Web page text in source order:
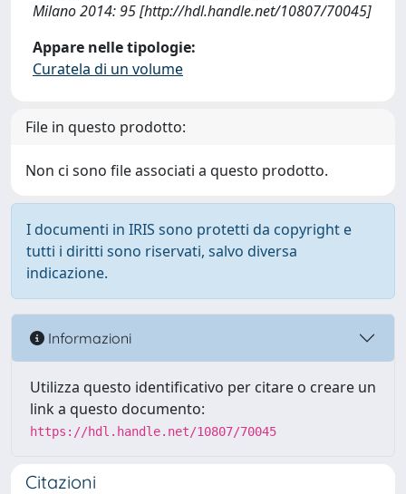
Milano 2014: 95 [http://hdl.handle.net/10807/70045]
Appare nelle tipologie:
Curatela di un volume
File in questo prodotto:
Non ci sono file associati a questo prodotto.
I documenti in IRIS sono protetti da copyright e
tutti i diritti sono riservati, salvo diversa
indicazione.
Informazioni
Utilizza questo identificativo per citare o creare un
link a questo documento:
https://hdl.handle.net/10807/70045
Citazioni